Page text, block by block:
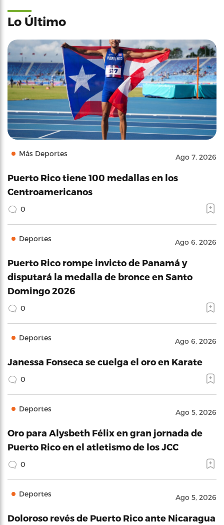
Lo Último
Más Deportes Ago 7, 2026
Puerto Rico tiene 100 medallas en los
Centroamericanos
0
Deportes Ago 6, 2026
Puerto Rico rompe invicto de Panamá y
disputará la medalla de bronce en Santo
Domingo 2026
0
Deportes Ago 6, 2026
Janessa Fonseca se cuelga el oro en Karate
0
Deportes Ago 5, 2026
Oro para Alysbeth Félix en gran jornada de
Puerto Rico en el atletismo de los JCC
0
Deportes Ago 5, 2026
Doloroso revés de Puerto Rico ante Nicaragua